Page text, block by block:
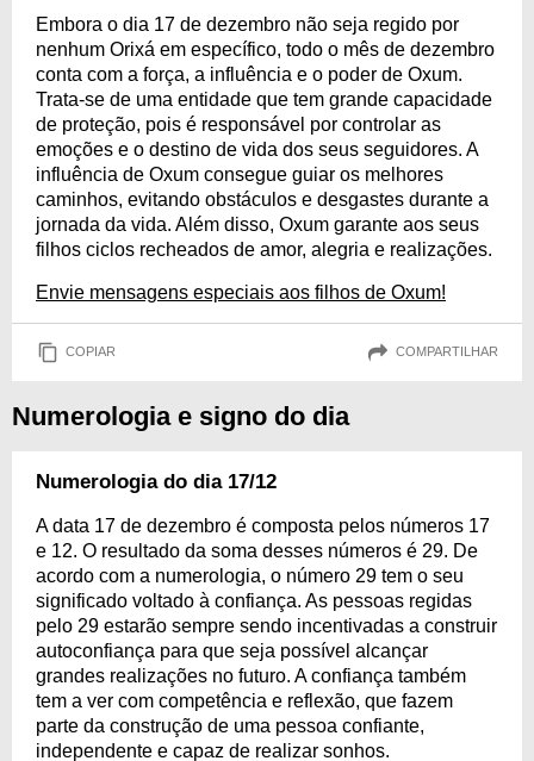
Embora o dia 17 de dezembro não seja regido por
nenhum Orixá em específico, todo o mês de dezembro
conta com a força, a influência e o poder de Oxum.
Trata-se de uma entidade que tem grande capacidade
de proteção, pois é responsável por controlar as
emoções e o destino de vida dos seus seguidores. A
influência de Oxum consegue guiar os melhores
caminhos, evitando obstáculos e desgastes durante a
jornada da vida. Além disso, Oxum garante aos seus
filhos ciclos recheados de amor, alegria e realizações.
Envie mensagens especiais aos filhos de Oxum!
COPIAR COMPARTILHAR
Numerologia e signo do dia
Numerologia do dia 17/12
A data 17 de dezembro é composta pelos números 17
e 12. O resultado da soma desses números é 29. De
acordo com a numerologia, o número 29 tem o seu
significado voltado à confiança. As pessoas regidas
pelo 29 estarão sempre sendo incentivadas a construir
autoconfiança para que seja possível alcançar
grandes realizações no futuro. A confiança também
tem a ver com competência e reflexão, que fazem
parte da construção de uma pessoa confiante,
independente e capaz de realizar sonhos.